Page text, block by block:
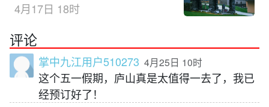
4月17日 18时
评论
掌中九江用户510273 4月25日 10时
这个五一假期，庐山真是太值得一去了，我已
经预订好了！